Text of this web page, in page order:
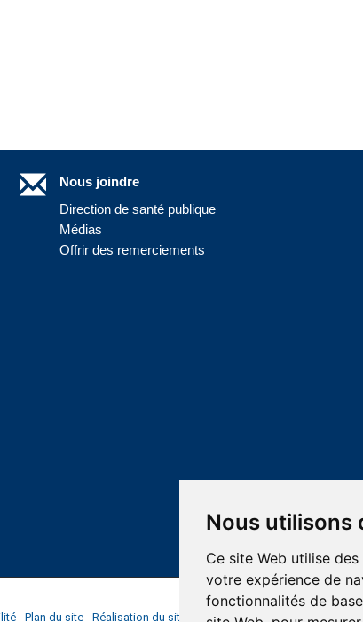
Nous utilisons
Ce site Web utilise
votre expérience de
fonctionnalités de
Nous joindre
Direction de santé publique
Médias
Offrir des remerciements
Plan du site Réalisation du site Confidentialité et protection